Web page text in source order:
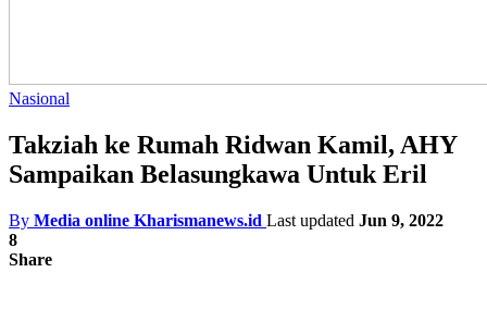
Nasional
Takziah ke Rumah Ridwan Kamil, AHY
Sampaikan Belasungkawa Untuk Eril
By Media online Kharismanews.id Last updated Jun 9, 2022
8
Share